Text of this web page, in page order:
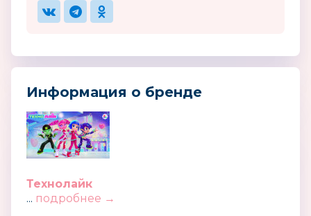
Информация о бренде
Технолайк
... подробнее →